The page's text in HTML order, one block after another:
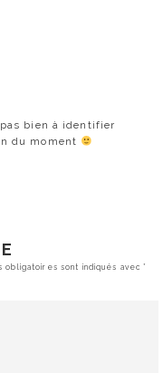
bien à identifier
du moment
obligatoires sont indiqués avec*